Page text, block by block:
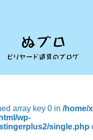
array key 0 in /home/
wp-
single.php